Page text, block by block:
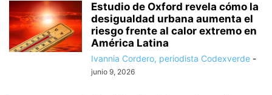
Estudio de Oxford revela cómo la
desigualdad urbana aumenta el
riesgo frente al calor extremo en
América Latina
Ivannia Cordero, periodista Codexverde -
junio 9, 2026